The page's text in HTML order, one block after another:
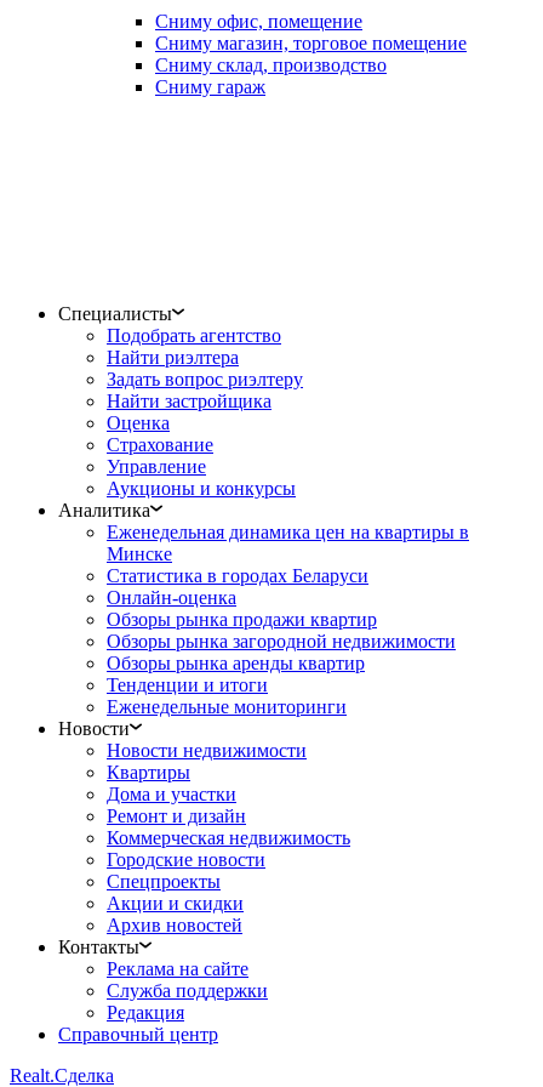
Сниму офис, помещение
Сниму магазин, торговое помещение
Сниму склад, производство
Сниму гараж
Специалисты
Подобрать агентство
Найти риэлтера
Задать вопрос риэлтеру
Найти застройщика
Оценка
Страхование
Управление
Аукционы и конкурсы
Аналитика
Еженедельная динамика цен на квартиры в
Минске
Статистика в городах Беларуси
Онлайн-оценка
Обзоры рынка продажи квартир
Обзоры рынка загородной недвижимости
Обзоры рынка аренды квартир
Тенденции и итоги
Еженедельные мониторинги
Новости
Новости недвижимости
Квартиры
Дома и участки
Ремонт и дизайн
Коммерческая недвижимость
Городские новости
Спецпроекты
Акции и скидки
Архив новостей
Контакты
Реклама на сайте
Служба поддержки
Редакция
Справочный центр
Realt.Сделка